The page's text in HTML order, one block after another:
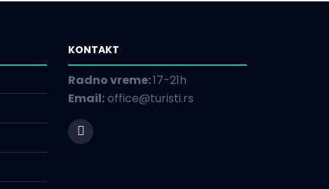
KONTAKT
Radno vreme:17-21h
Email:office@turisti.rs